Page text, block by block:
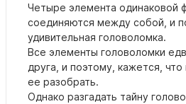
Четыре элемента одинаковой
соединяются между собой, и
удивительная головоломка.
Все элементы головоломки
друга, и поэтому, кажется,
ее разобрать.
Однако разгадать тайну